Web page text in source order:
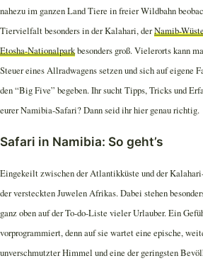
nahezu im ganzen Land Tiere in freier Wildbahn
Tiervielfalt besonders in der Kalahari, derNamib-
Etosha-Nationalparkbesonders groß. Vielerorts kann
Steuer eines Allradwagens setzen und sich auf eigene
den “Big Five” begeben. Ihr sucht Tipps, Tricks und
eurer Namibia-Safari? Dann seid ihr hier genau richtig.
Safari in Namibia: So geht’s
Eingekeilt zwischen der Atlantikküste und der
der versteckten Juwelen Afrikas. Dabei stehen
ganz oben auf der To-do-Liste vieler Urlauber. Ein
vorprogrammiert, denn auf sie wartet eine epische,
unverschmutzter Himmel und eine der geringsten